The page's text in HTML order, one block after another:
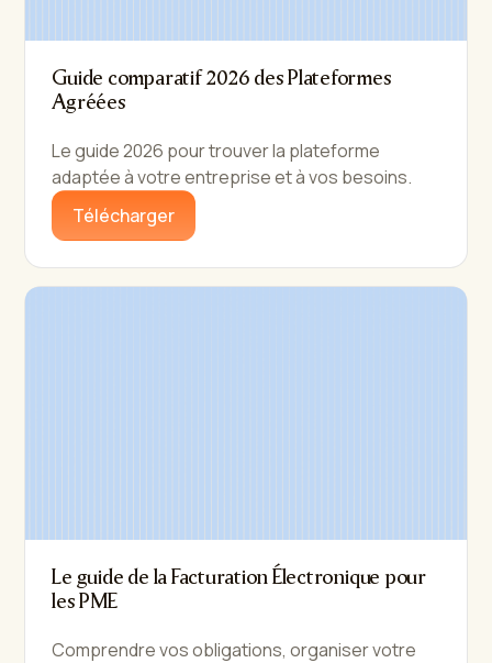
Guide comparatif 2026 des Plateformes
Agréées
Le guide 2026 pour trouver la plateforme
adaptée à votre entreprise et à vos besoins.
Télécharger
Le guide de la Facturation Électronique pour
les PME
Comprendre vos obligations, organiser votre